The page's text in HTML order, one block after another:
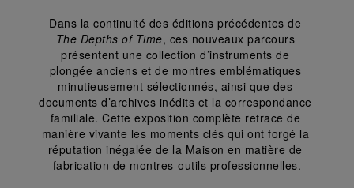
Dans la continuité des éditions précédentes de
The Depths of Time, ces nouveaux parcours
présentent une collection d’instruments de
plongée anciens et de montres emblématiques
minutieusement sélectionnés, ainsi que des
documents d’archives inédits et la correspondance
familiale. Cette exposition complète retrace de
manière vivante les moments clés qui ont forgé la
réputation inégalée de la Maison en matière de
fabrication de montres-outils professionnelles.